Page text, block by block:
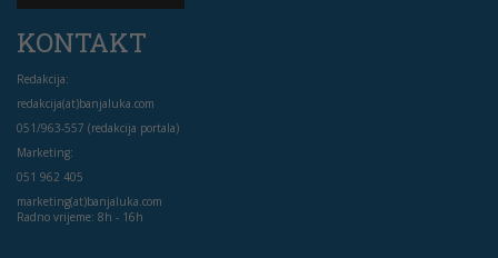
KONTAKT
Redakcija:
redakcija(at)banjaluka.com
051/963-557 (redakcija portala)
Marketing:
051 962 405
marketing(at)banjaluka.com
Radno vrijeme: 8h - 16h